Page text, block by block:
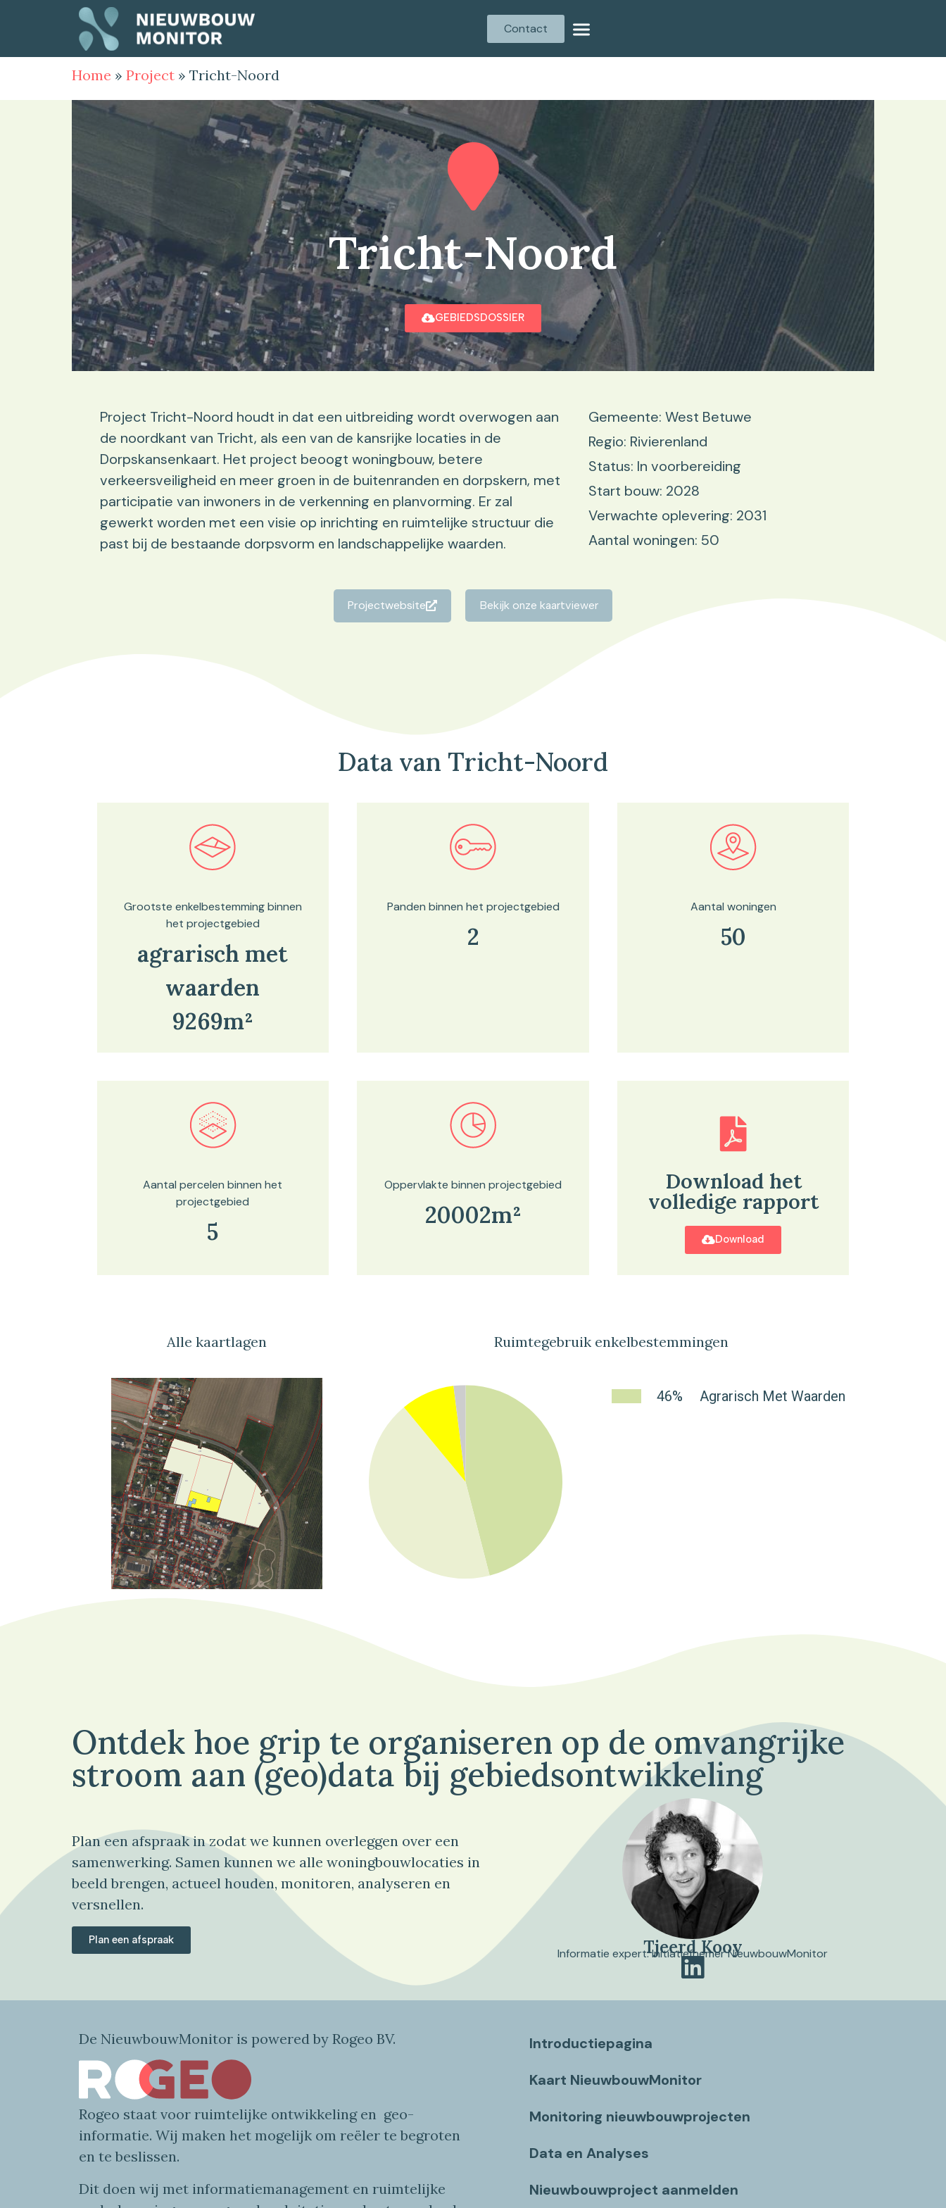
Contact
Home » Project » Tricht-Noord
Tricht-Noord
GEBIEDSDOSSIER
Project Tricht-Noord houdt in dat een uitbreiding wordt overwogen aan
de noordkant van Tricht, als een van de kansrijke locaties in de
Dorpskansenkaart. Het project beoogt woningbouw, betere
verkeersveiligheid en meer groen in de buitenranden en dorpskern, met
participatie van inwoners in de verkenning en planvorming. Er zal
gewerkt worden met een visie op inrichting en ruimtelijke structuur die
past bij de bestaande dorpsvorm en landschappelijke waarden.
Gemeente: West Betuwe
Regio: Rivierenland
Status: In voorbereiding
Start bouw: 2028
Verwachte oplevering: 2031
Aantal woningen: 50
Projectwebsite Bekijk onze kaartviewer
Data van Tricht-Noord
Bekijk in onze kaartviewer
Grootste enkelbestemming binnen
het projectgebied
agrarisch met
waarden
9269m²
Bekijk in onze kaartviewer
Panden binnen het projectgebied
2
Bekijk in onze kaartviewer
Aantal woningen
50
Bekijk in onze kaartviewer
Aantal percelen binnen het
projectgebied
5
Bekijk in onze kaartviewer
Oppervlakte binnen projectgebied
20002m²
Download het
volledige rapport
Download
Alle kaartlagen Ruimtegebruik enkelbestemmingen
46% Agrarisch Met Waarden
Ontdek hoe grip te organiseren op de omvangrijke
stroom aan (geo)data bij gebiedsontwikkeling
Plan een afspraak in zodat we kunnen overleggen over een
samenwerking. Samen kunnen we alle woningbouwlocaties in
beeld brengen, actueel houden, monitoren, analyseren en
versnellen.
Plan een afspraak Tjeerd Kooy
Informatie expert. Initiatiefnemer NieuwbouwMonitor
De NieuwbouwMonitor is powered by Rogeo BV.
Rogeo staat voor ruimtelijke ontwikkeling en geo-
informatie. Wij maken het mogelijk om reëler te begroten
en te beslissen.
Dit doen wij met informatiemanagement en ruimtelijke
Introductiepagina
Kaart NieuwbouwMonitor
Monitoring nieuwbouwprojecten
Data en Analyses
Nieuwbouwproject aanmelden